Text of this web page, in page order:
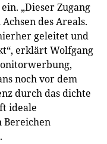
„Dieser Zugang
des Areals.
geleitet und
erklärt Wolfgang
noch vor dem
durch das dichte
ideale
Bereichen